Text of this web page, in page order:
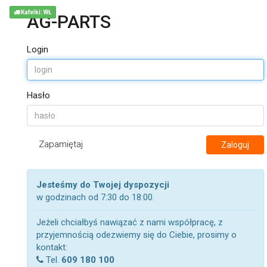
AG-PARTS
Login
Hasło
Zapamiętaj Zaloguj
Jesteśmy do Twojej dyspozycji
w godzinach od 7:30 do 18:00.
Jeżeli chciałbyś nawiązać z nami współpracę, z
przyjemnością odezwiemy się do Ciebie, prosimy o
kontakt:
Tel. 609 180 100
Kafelki: WŁ